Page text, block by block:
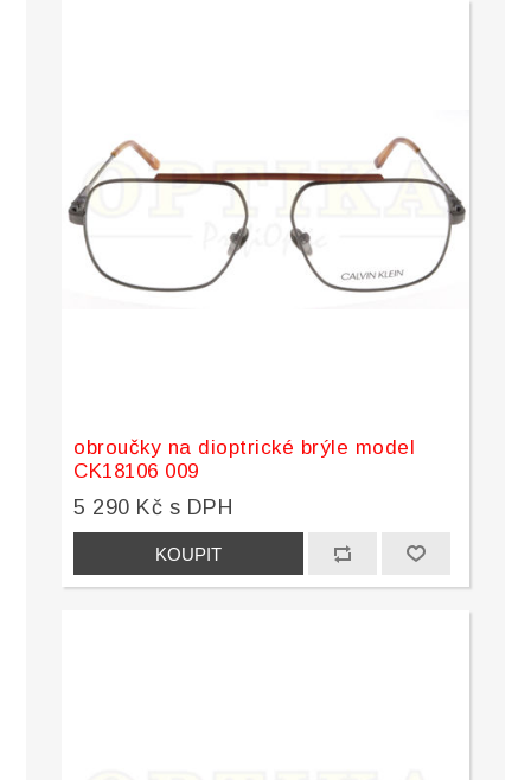
obroučky na dioptrické brýle model
CK18106 009
5 290 Kč s DPH